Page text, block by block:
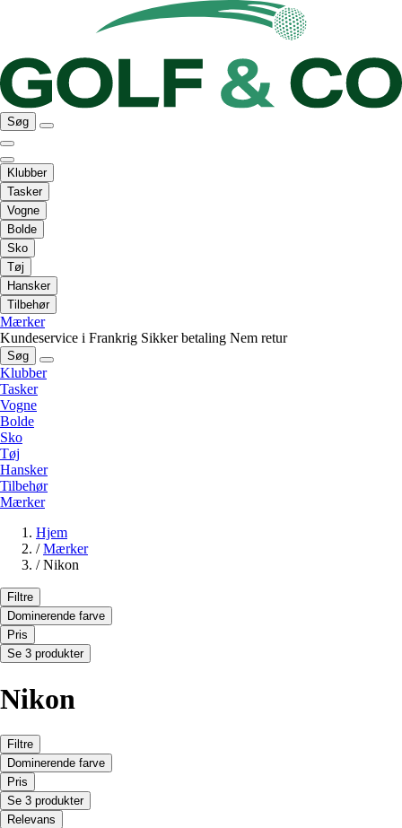
Søg
Klubber
Tasker
Vogne
Bolde
Sko
Tøj
Hansker
Tilbehør
Mærker
Kundeservice i Frankrig Sikker betaling Nem retur
Søg
Klubber
Tasker
Vogne
Bolde
Sko
Tøj
Hansker
Tilbehør
Mærker
Hjem
/ Mærker
/ Nikon
Filtre
Dominerende farve
Pris
Se 3 produkter
Nikon
Filtre
Dominerende farve
Pris
Se 3 produkter
Relevans